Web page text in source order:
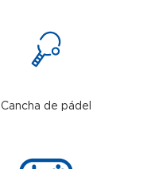
Cancha de pádel